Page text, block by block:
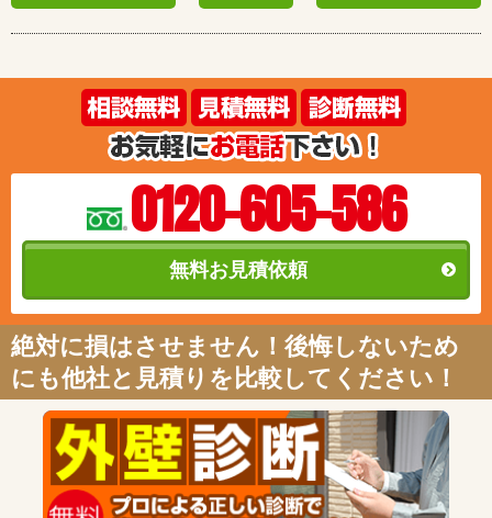
0120-605-586
無料お見積依頼
絶対に損はさせません！後悔しないため
にも他社と見積りを比較してください！